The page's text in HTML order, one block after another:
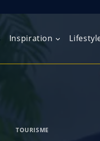
Inspiration
TOURISME